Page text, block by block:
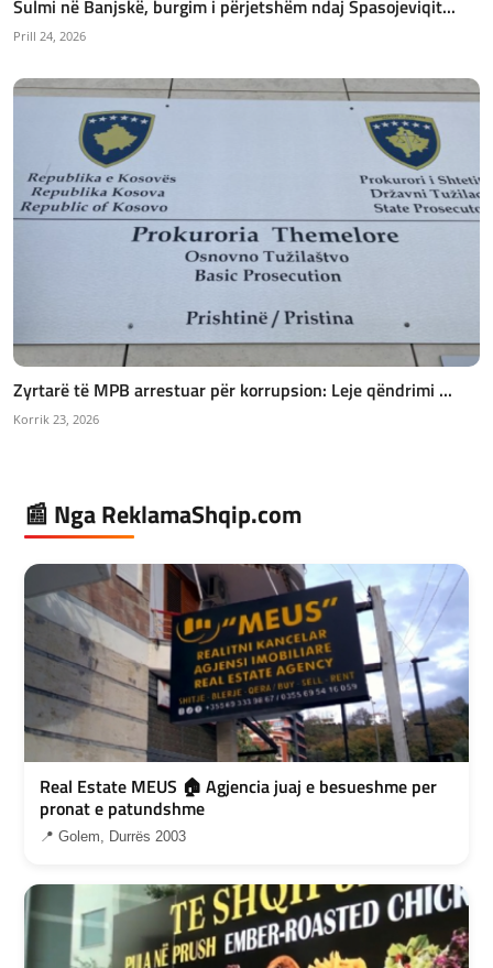
Sulmi në Banjskë, burgim i përjetshëm ndaj Spasojeviqit...
Prill 24, 2026
Zyrtarë të MPB arrestuar për korrupsion: Leje qëndrimi ...
Korrik 23, 2026
📰 Nga ReklamaShqip.com
Real Estate MEUS 🏠 Agjencia juaj e besueshme per
pronat e patundshme
📍 Golem, Durrës 2003